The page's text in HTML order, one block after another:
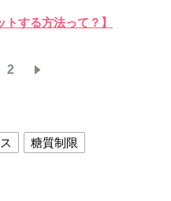
トする方法って？】
2
糖質制限